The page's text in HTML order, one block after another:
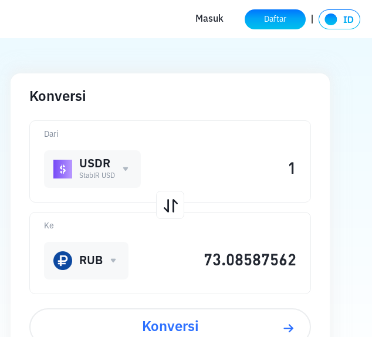
Masuk Daftar
Konversi
Dari
USDR
StablR USD
Ke
RUB
Konversi